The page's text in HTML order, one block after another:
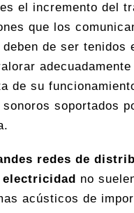
el incremento del
que los
de ser tenidos
de su
soportados
redes de
electricidad no
acústicos de